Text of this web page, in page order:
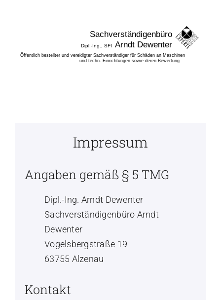
Impressum
Angaben gemäß § 5 TMG
Dipl.-Ing. Arndt Dewenter
Sachverständigenbüro Arndt
Dewenter
Vogelsbergstraße 19
63755 Alzenau
Kontakt